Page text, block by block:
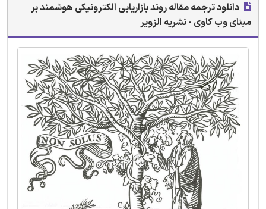
دانلود ترجمه مقاله روند بازاریابی الکترونیکی هوشمند بر
مبنای وب کاوی - نشریه الزویر